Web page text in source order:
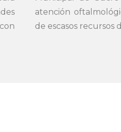
atención
de escasos recursos